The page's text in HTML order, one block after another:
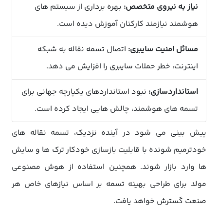
نیاز به نیروی متخصص: بهره برداری از سیستم های
هوشمند نیازمند کارکنان آموزش دیده است.
مسائل امنیت سایبری: اتصال تسمه نقاله به شبکه
اینترنت، خطر حملات سایبری را افزایش می دهد.
استانداردسازی: نبود استانداردهای یکپارچه جهانی برای
تسمه های هوشمند، چالش هایی ایجاد کرده است.
پیش بینی می شود در آینده نزدیک، تسمه نقاله های
خودترمیم شونده با قابلیت بازسازی خودکار ترک ها و سایش
ها وارد بازار شوند. همچنین استفاده از هوش مصنوعی
مولد برای طراحی بهینه تسمه بر اساس نیازهای خاص هر
صنعت گسترش خواهد یافت.